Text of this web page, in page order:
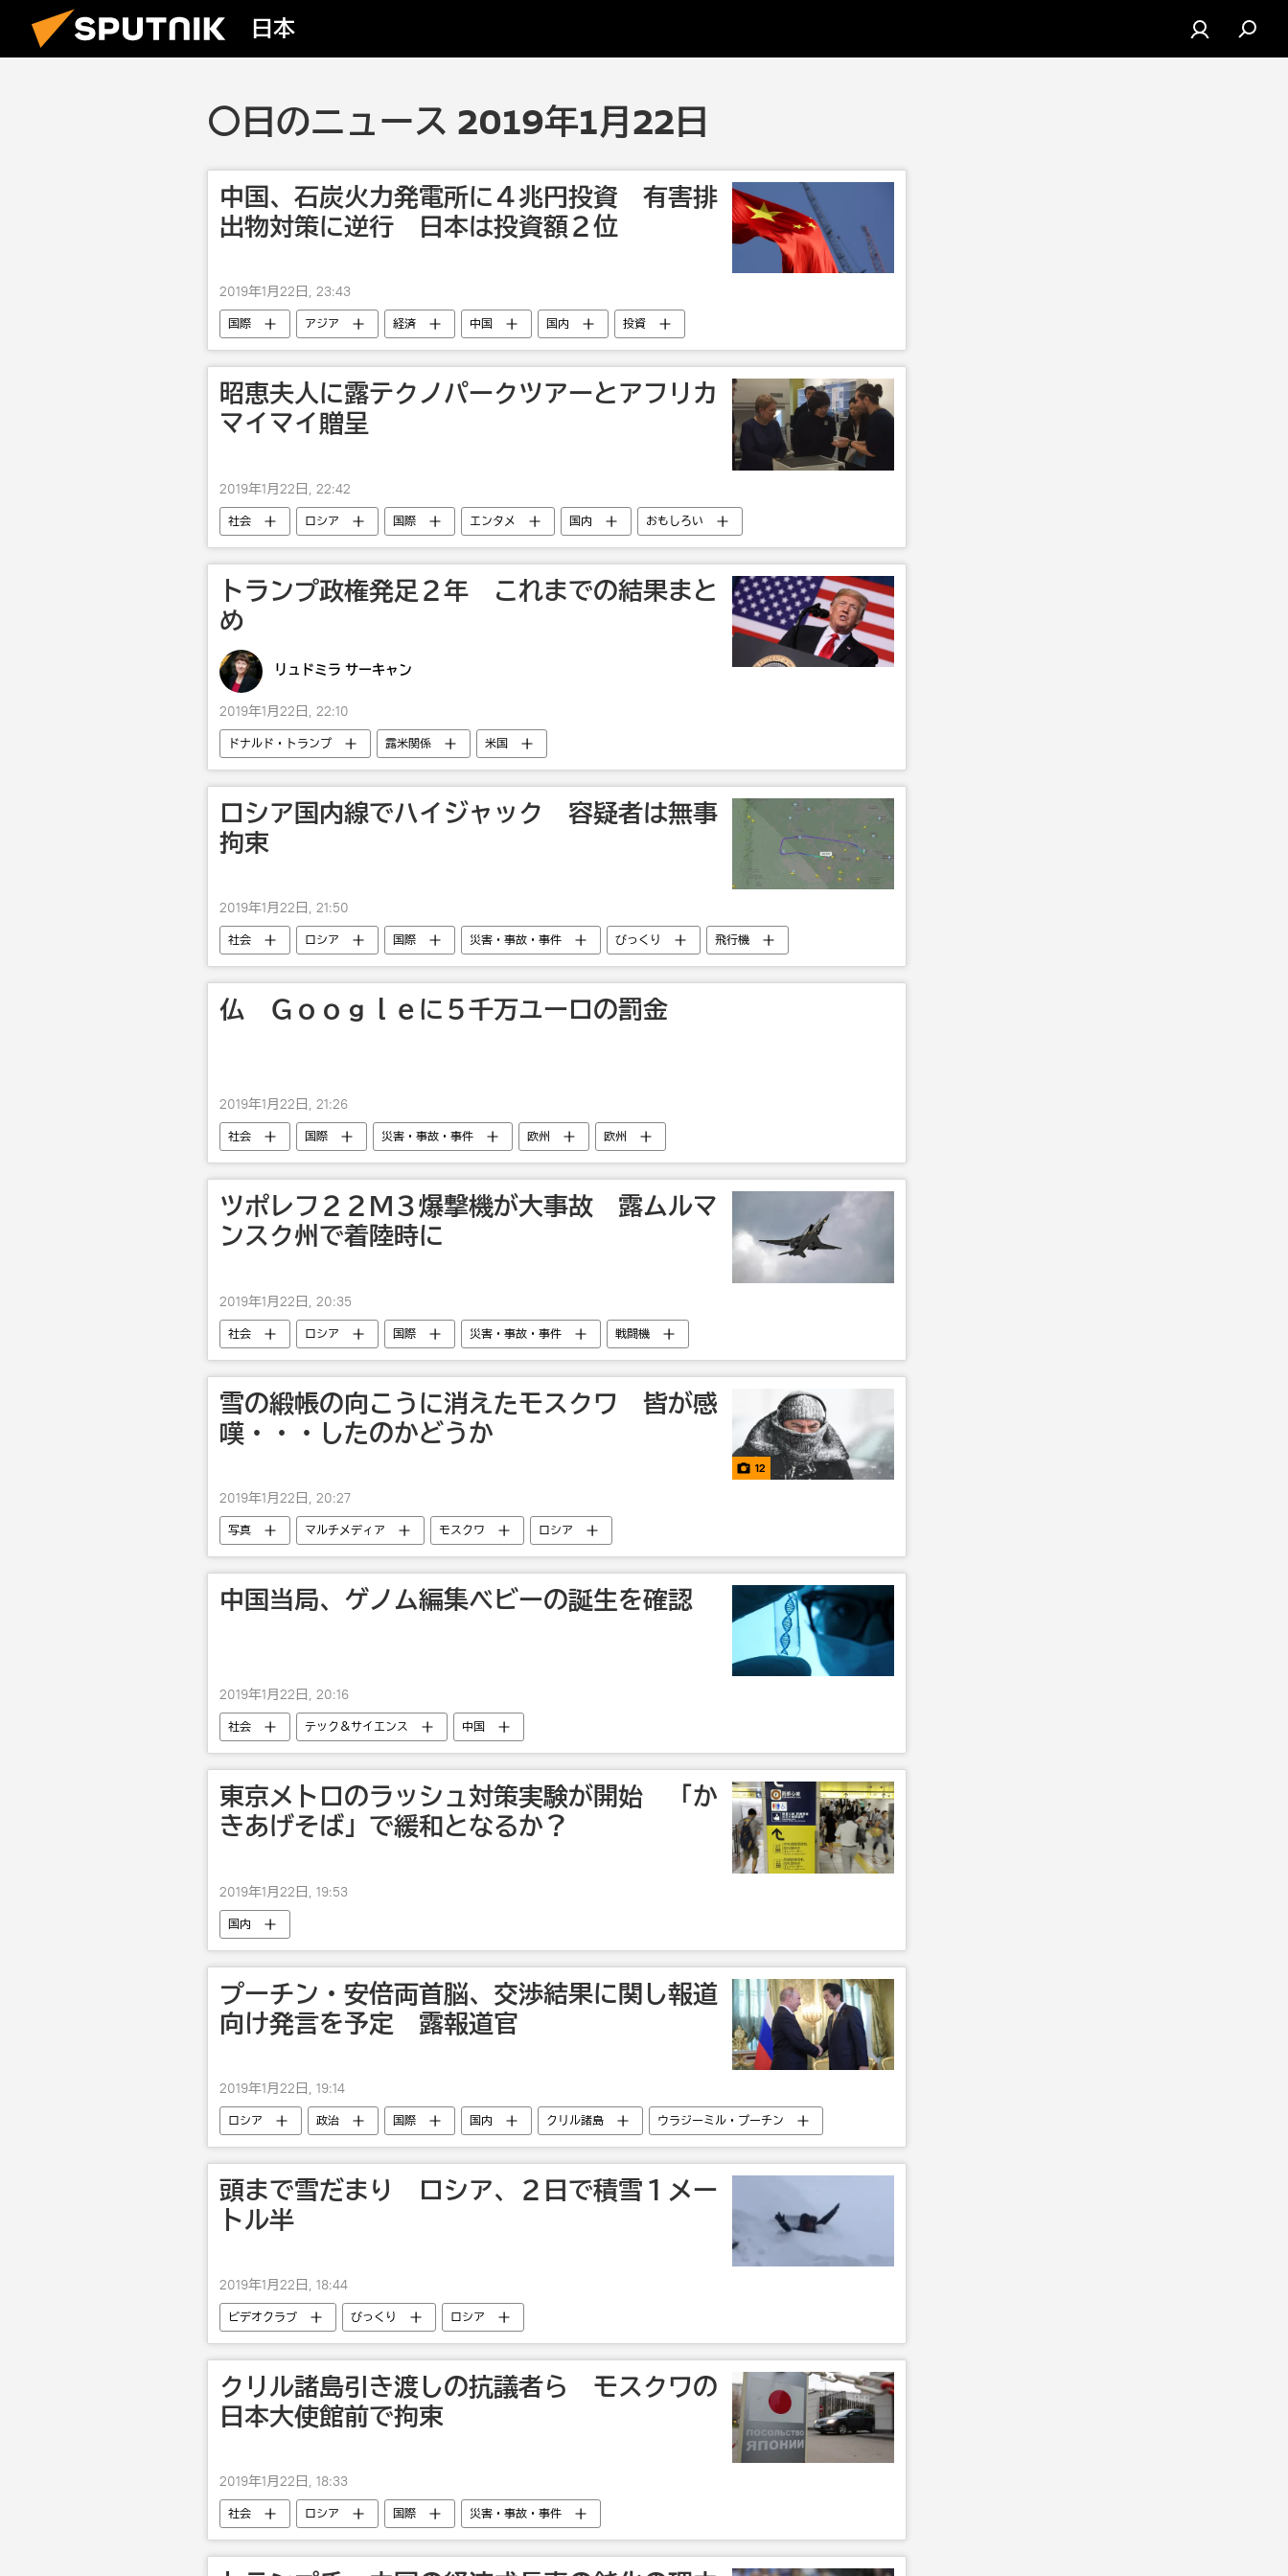
日本
〇日のニュース 2019年1月22日
中国、石炭火力発電所に４兆円投資 有害排
出物対策に逆行 日本は投資額２位
2019年1月22日, 23:43
国際 アジア 経済 中国 国内 投資
昭恵夫人に露テクノパークツアーとアフリカ
マイマイ贈呈
2019年1月22日, 22:42
社会 ロシア 国際 エンタメ 国内 おもしろい
トランプ政権発足２年 これまでの結果まと
め
リュドミラ サーキャン
2019年1月22日, 22:10
ドナルド・トランプ 露米関係 米国
ロシア国内線でハイジャック 容疑者は無事
拘束
2019年1月22日, 21:50
社会 ロシア 国際 災害・事故・事件 びっくり 飛行機
仏 Ｇｏｏｇｌｅに５千万ユーロの罰金
2019年1月22日, 21:26
社会 国際 災害・事故・事件 欧州 欧州
ツポレフ２２Ｍ３爆撃機が大事故 露ムルマ
ンスク州で着陸時に
2019年1月22日, 20:35
社会 ロシア 国際 災害・事故・事件 戦闘機
雪の緞帳の向こうに消えたモスクワ 皆が感
嘆・・・したのかどうか
12
2019年1月22日, 20:27
写真 マルチメディア モスクワ ロシア
中国当局、ゲノム編集ベビーの誕生を確認
2019年1月22日, 20:16
社会 テック＆サイエンス 中国
東京メトロのラッシュ対策実験が開始 「か
きあげそば」で緩和となるか？
2019年1月22日, 19:53
国内
プーチン・安倍両首脳、交渉結果に関し報道
向け発言を予定 露報道官
2019年1月22日, 19:14
ロシア 政治 国際 国内 クリル諸島
ウラジーミル・プーチン
安倍晋三
露日関係
頭まで雪だまり ロシア、２日で積雪１メー
トル半
2019年1月22日, 18:44
ビデオクラブ びっくり ロシア
クリル諸島引き渡しの抗議者ら モスクワの
日本大使館前で拘束
2019年1月22日, 18:33
社会 ロシア 国際
災害・事故・事件
南クリル諸島：不和あるいは協力の島？
国内 クリル諸島 露日関係